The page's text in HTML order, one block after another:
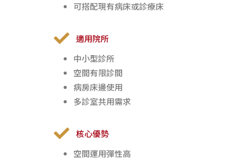
可搭配現有病床或診療床
適用院所
中小型診所
空間有限診間
病房床邊使用
多診室共用需求
核心優勢
空間運用彈性高